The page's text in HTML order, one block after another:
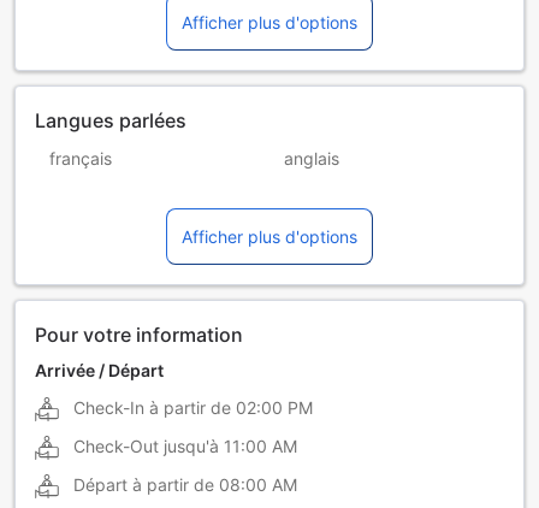
Afficher plus d'options
Langues parlées
français anglais
italien
Afficher plus d'options
Pour votre information
Arrivée / Départ
Check-In à partir de 02:00 PM
Check-Out jusqu'à 11:00 AM
Départ à partir de 08:00 AM